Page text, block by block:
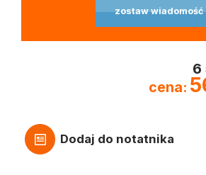
zostaw wiadomość
6
cena:
Dodaj do notatnika